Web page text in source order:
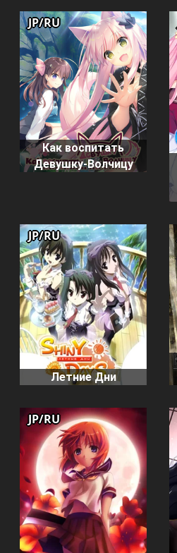
Как воспитать
Девушку-Волчицу
JP/RU
Летние Дни
JP/RU
JP/RU